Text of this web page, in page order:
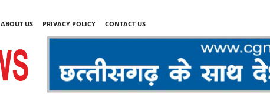
ABOUT US PRIVACY POLICY CONTACT US